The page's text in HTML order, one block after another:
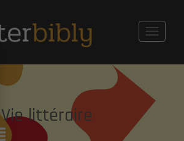
Toggle
Vie littéraire